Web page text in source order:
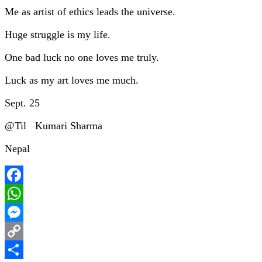
Me as artist of ethics leads the universe.
Huge struggle is my life.
One bad luck no one loves me truly.
Luck as my art loves me much.
Sept. 25
@Til Kumari Sharma
Nepal
Facebook
WhatsApp
Messenger
Copy